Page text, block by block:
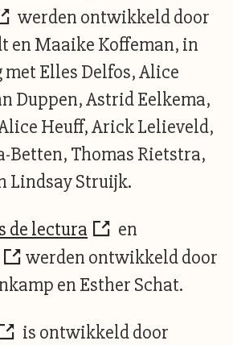
werden ontwikkeld door
en Maaike Koffeman, in
Elles Delfos, Alice
Duppen, Astrid Eelkema,
Heuff, Arick Lelieveld,
Betten, Thomas Rietstra,
Lindsay Struijk.
de lectura
en
werden ontwikkeld door
en Esther Schat.
is ontwikkeld door